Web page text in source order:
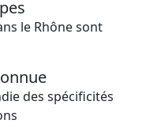
le Rhône sont
des spécificités